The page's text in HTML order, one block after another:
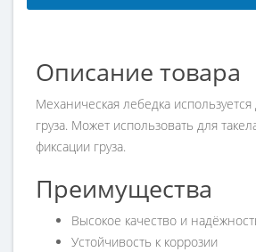
Описание товара
Механическая лебедка
груза. Может использовать для
фиксации груза.
Преимущества
Высокое качество и
Устойчивость к коррозии